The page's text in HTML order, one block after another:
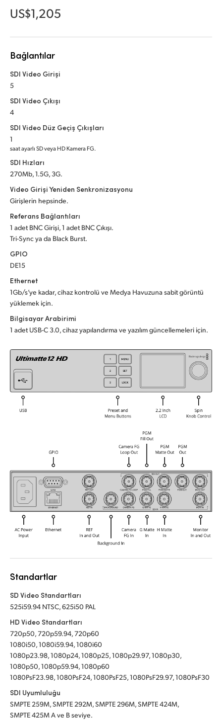
Mexico
Netherlands
New Zealand
Norway
Singapore
Spain
Sweden
UAE
United Kingdom
United States
US$1,205
Bağlantılar
SDI Video Girişi
5
SDI Video Çıkışı
4
SDI Video Düz Geçiş Çıkışları
1
saat ayarlı SD veya HD Kamera FG.
SDI Hızları
270Mb, 1.5G, 3G.
Video Girişi Yeniden Senkronizasyonu
Girişlerin hepsinde.
Referans Bağlantıları
1 adet BNC Girişi, 1 adet BNC Çıkışı.
Tri-Sync ya da Black Burst.
GPIO
DE15
Ethernet
1Gb/s’ye kadar, cihaz kontrolü ve Medya Havuzuna sabit görüntü
yüklemek için.
Bilgisayar Arabirimi
1 adet USB-C 3.0, cihaz yapılandırma ve yazılım güncellemeleri için.
Standartlar
SD Video Standartları
525i59.94 NTSC, 625i50 PAL
HD Video Standartları
720p50, 720p59.94, 720p60
1080i50, 1080i59.94, 1080i60
1080p23.98, 1080p24, 1080p25, 1080p29.97, 1080p30,
1080p50, 1080p59.94, 1080p60
1080PsF23.98, 1080PsF24, 1080PsF25, 1080PsF29.97, 1080PsF30
SDI Uyumluluğu
SMPTE 259M, SMPTE 292M, SMPTE 296M, SMPTE 424M,
SMPTE 425M A ve B seviye.